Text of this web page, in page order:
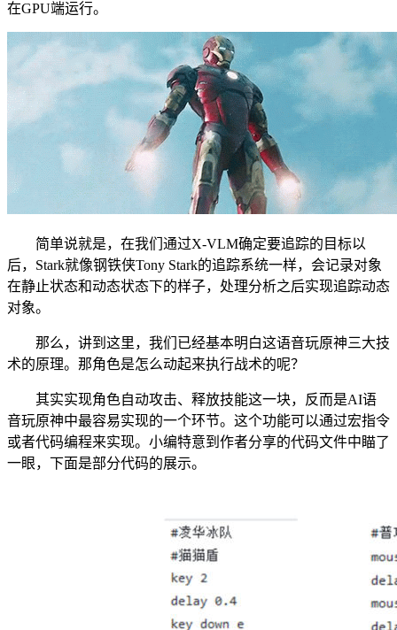
在GPU端运行。
简单说就是，在我们通过X-VLM确定要追踪的目标以
后，Stark就像钢铁侠Tony Stark的追踪系统一样，会记录对象
在静止状态和动态状态下的样子，处理分析之后实现追踪动态
对象。
那么，讲到这里，我们已经基本明白这语音玩原神三大技
术的原理。那角色是怎么动起来执行战术的呢？
其实实现角色自动攻击、释放技能这一块，反而是AI语
音玩原神中最容易实现的一个环节。这个功能可以通过宏指令
或者代码编程来实现。小编特意到作者分享的代码文件中瞄了
一眼，下面是部分代码的展示。